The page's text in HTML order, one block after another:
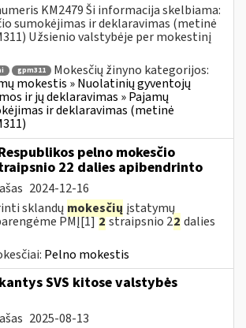
KM2479 Ši informacija skelbiama:
sumokėjimas ir deklaravimas (metinė
Užsienio valstybėje per mokestinį
gpm311
Mokesčių žinyno kategorijos:
mokestis » Nuolatinių gyventojų
ir jų deklaravimas » Pajamų
ir deklaravimas (metinė
pelno mokesčio
22 dalies apibendrinto
2024-12-16
sklandų mokesčių įstatymų
PMĮ[1]2straipsnio 22 dalies
Pelno mokestis
SVS kitose valstybės
2025-08-13